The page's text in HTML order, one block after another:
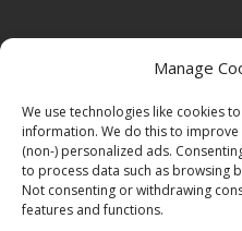
Manage
We use technologies like cookies
information. We do this to
(non-) personalized ads.
to process data such as browsing
Not consenting or withdrawing
features and functions.
Cake